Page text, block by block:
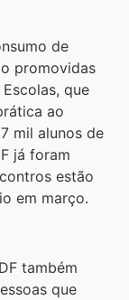
de
promovidas
que
ao
mil alunos de
já foram
estão
em março.
também
que